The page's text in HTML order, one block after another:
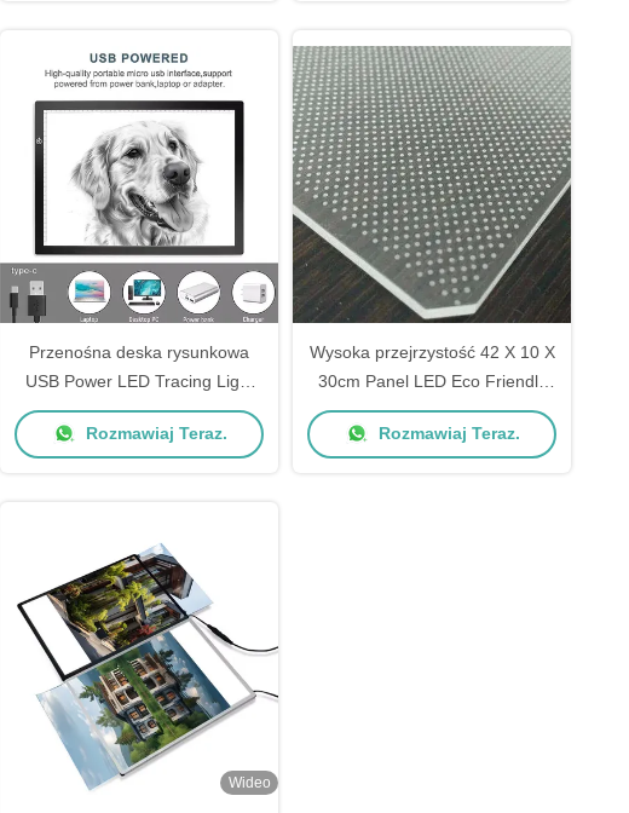
Przenośna deska rysunkowa
USB Power LED Tracing Light
Box
Rozmawiaj Teraz.
Wysoka przejrzystość 42 X 10 X
30cm Panel LED Eco Friendly
Lgp Panel
Rozmawiaj Teraz.
Wideo